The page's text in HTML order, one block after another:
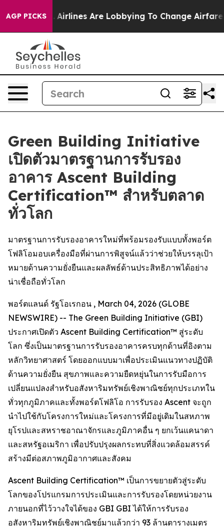
AGP PICKS
York... Airlines Are Lobbying To Change Airfare
Green Building Initiative
เปิดตัวมาตรฐานการรับรอง
อาคาร Ascent Building
Certification™ สำหรับตลาด
ทั่วโลก
มาตรฐานการรับรองอาคารใหม่ที่พร้อมรองรับแบบทั้งพอร์ต
โฟลิโอมอบเครื่องมือที่ผ่านการพิสูจน์แล้วว่าช่วยให้บรรลุเป้า
หมายด้านความยั่งยืนและผลลัพธ์ด้านประสิทธิภาพได้อย่าง
น่าเชื่อถือทั่วโลก
พอร์ตแลนด์ รัฐโอเรกอน , March 04, 2026 (GLOBE
NEWSWIRE) -- The Green Building Initiative (GBI)
ประกาศเปิดตัว Ascent Building Certification™ สู่ระดับ
โลก ซึ่งเป็นมาตรฐานการรับรองอาคารครบทุกด้านที่อิงตาม
หลักวิทยาศาสตร์ โดยออกแบบมาเพื่อประเมินแนวทางปฏิบัติ
ด้านความยั่งยืน สุขภาพและความยืดหยุ่นในการรับมือการ
เปลี่ยนแปลงสำหรับอสังหาริมทรัพย์เชิงพาณิชย์ทุกประเภทใน
ทั่วทุกภูมิภาคและทั้งพอร์ตโฟลิโอ การรับรอง Ascent จะถูก
นำไปใช้กับโครงการใหม่และโครงการที่มีอยู่เดิมในสหภาพ
ยุโรปและสหราชอาณาจักรและภูมิภาคอื่น ๆ ยกเว้นแคนาดา
และสหรัฐอเมริกา เพื่อปรับปรุงผลกระทบที่สิ่งแวดล้อมสรรค์
สร้างมีต่อสภาพภูมิอากาศและสังคม
Ascent Building Certification™ เป็นการขยายตัวสู่ระดับ
โลกของโปรแกรมการประเมินและการรับรองโดยหน่วยงาน
ภายนอกที่ไว้วางใจได้ของ GBI GBI ได้ให้การรับรอง
อสังหาริมทรัพย์เชิงพาณิชย์มาแล้วกว่า 93 ล้านตารางเมตร